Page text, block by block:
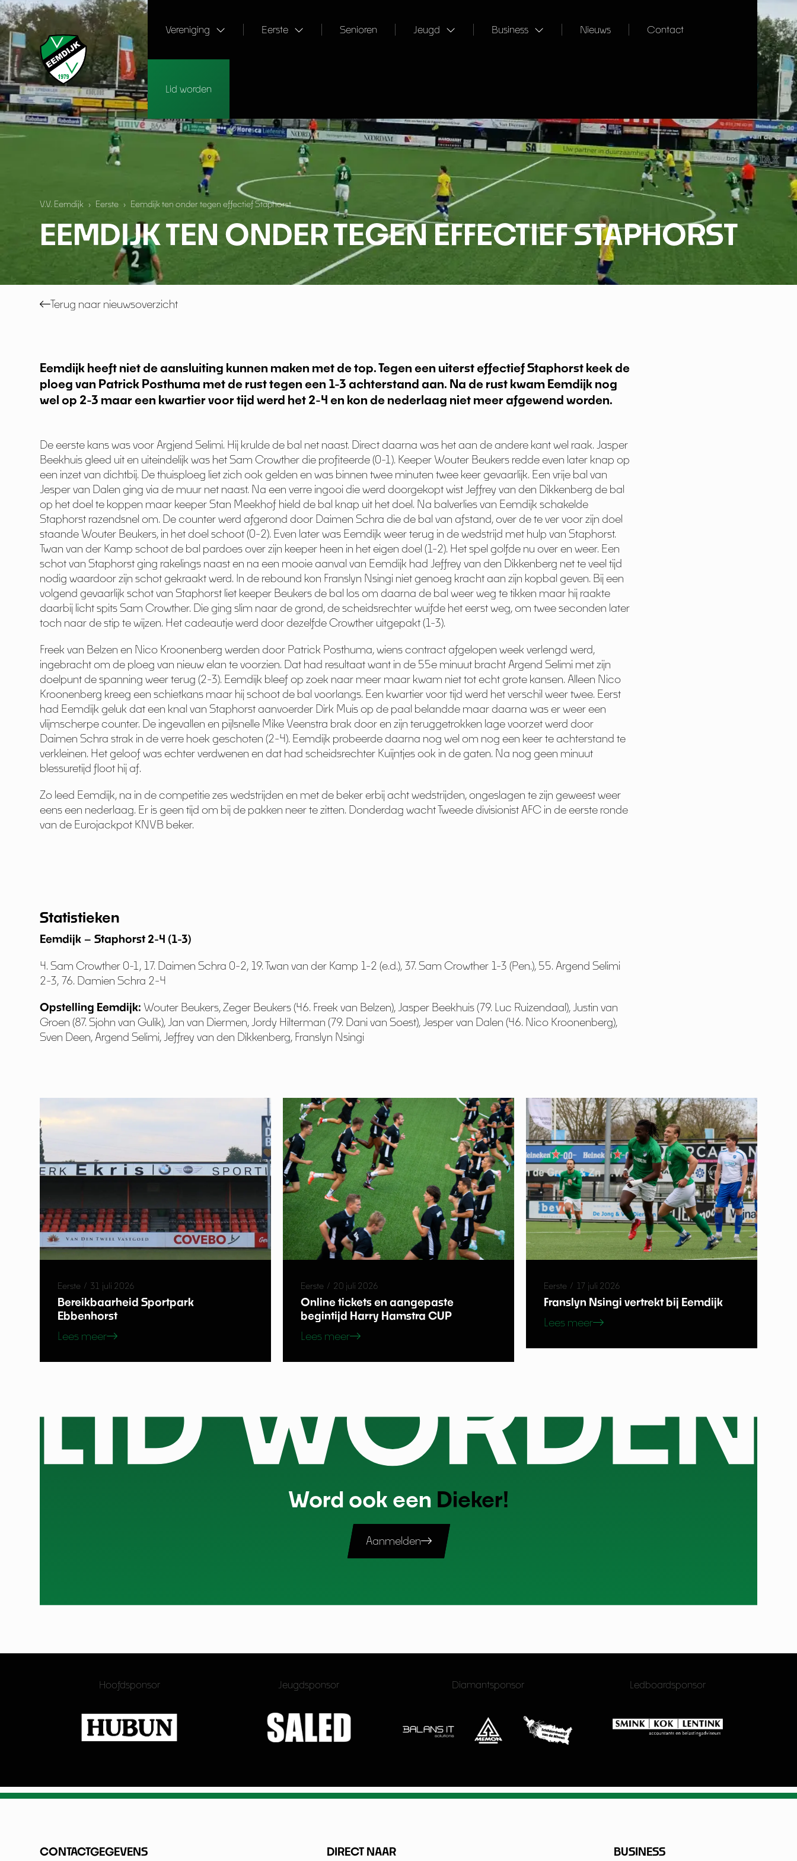
Vereniging Eerste Senioren Jeugd Business Nieuws Contact
Lid worden
V.V. Eemdijk › Eerste › Eemdijk ten onder tegen effectief Staphorst
EEMDIJK TEN ONDER TEGEN EFFECTIEF STAPHORST
Terug naar nieuwsoverzicht
Eemdijk heeft niet de aansluiting kunnen maken met de top. Tegen een uiterst effectief Staphorst keek de
ploeg van Patrick Posthuma met de rust tegen een 1-3 achterstand aan. Na de rust kwam Eemdijk nog
wel op 2-3 maar een kwartier voor tijd werd het 2-4 en kon de nederlaag niet meer afgewend worden.
De eerste kans was voor Argjend Selimi. Hij krulde de bal net naast. Direct daarna was het aan de andere kant wel raak. Jasper
Beekhuis gleed uit en uiteindelijk was het Sam Crowther die profiteerde (0-1). Keeper Wouter Beukers redde even later knap op
een inzet van dichtbij. De thuisploeg liet zich ook gelden en was binnen twee minuten twee keer gevaarlijk. Een vrije bal van
Jesper van Dalen ging via de muur net naast. Na een verre ingooi die werd doorgekopt wist Jeffrey van den Dikkenberg de bal
op het doel te koppen maar keeper Stan Meekhof hield de bal knap uit het doel. Na balverlies van Eemdijk schakelde
Staphorst razendsnel om. De counter werd afgerond door Daimen Schra die de bal van afstand, over de te ver voor zijn doel
staande Wouter Beukers, in het doel schoot (0-2). Even later was Eemdijk weer terug in de wedstrijd met hulp van Staphorst.
Twan van der Kamp schoot de bal pardoes over zijn keeper heen in het eigen doel (1-2). Het spel golfde nu over en weer. Een
schot van Staphorst ging rakelings naast en na een mooie aanval van Eemdijk had Jeffrey van den Dikkenberg net te veel tijd
nodig waardoor zijn schot gekraakt werd. In de rebound kon Franslyn Nsingi niet genoeg kracht aan zijn kopbal geven. Bij een
volgend gevaarlijk schot van Staphorst liet keeper Beukers de bal los om daarna de bal weer weg te tikken maar hij raakte
daarbij licht spits Sam Crowther. Die ging slim naar de grond, de scheidsrechter wuifde het eerst weg, om twee seconden later
toch naar de stip te wijzen. Het cadeautje werd door dezelfde Crowther uitgepakt (1-3).
Freek van Belzen en Nico Kroonenberg werden door Patrick Posthuma, wiens contract afgelopen week verlengd werd,
ingebracht om de ploeg van nieuw elan te voorzien. Dat had resultaat want in de 55e minuut bracht Argend Selimi met zijn
doelpunt de spanning weer terug (2-3). Eemdijk bleef op zoek naar meer maar kwam niet tot echt grote kansen. Alleen Nico
Kroonenberg kreeg een schietkans maar hij schoot de bal voorlangs. Een kwartier voor tijd werd het verschil weer twee. Eerst
had Eemdijk geluk dat een knal van Staphorst aanvoerder Dirk Muis op de paal belandde maar daarna was er weer een
vlijmscherpe counter. De ingevallen en pijlsnelle Mike Veenstra brak door en zijn teruggetrokken lage voorzet werd door
Daimen Schra strak in de verre hoek geschoten (2-4). Eemdijk probeerde daarna nog wel om nog een keer te achterstand te
verkleinen. Het geloof was echter verdwenen en dat had scheidsrechter Kuijntjes ook in de gaten. Na nog geen minuut
blessuretijd floot hij af.
Zo leed Eemdijk, na in de competitie zes wedstrijden en met de beker erbij acht wedstrijden, ongeslagen te zijn geweest weer
eens een nederlaag. Er is geen tijd om bij de pakken neer te zitten. Donderdag wacht Tweede divisionist AFC in de eerste ronde
van de Eurojackpot KNVB beker.
Statistieken
Eemdijk – Staphorst 2-4 (1-3)
4. Sam Crowther 0-1, 17. Daimen Schra 0-2, 19. Twan van der Kamp 1-2 (e.d.), 37. Sam Crowther 1-3 (Pen.), 55. Argend Selimi
2-3, 76. Damien Schra 2-4
Opstelling Eemdijk:Wouter Beukers, Zeger Beukers (46. Freek van Belzen), Jasper Beekhuis (79. Luc Ruizendaal), Justin van
Groen (87. Sjohn van Gulik), Jan van Diermen, Jordy Hilterman (79. Dani van Soest), Jesper van Dalen (46. Nico Kroonenberg),
Sven Deen, Argend Selimi, Jeffrey van den Dikkenberg, Franslyn Nsingi
Eerste / 31 juli 2026
Bereikbaarheid Sportpark
Ebbenhorst
Lees meer
Eerste / 20 juli 2026
Online tickets en aangepaste
begintijd Harry Hamstra CUP
Lees meer
Eerste / 17 juli 2026
Franslyn Nsingi vertrekt bij Eemdijk
Lees meer
Word ook een Dieker!
Aanmelden
Hoofdsponsor Jeugdsponsor Diamantsponsor Ledboardsponsor
CONTACTGEGEVENS DIRECT NAAR BUSINESS